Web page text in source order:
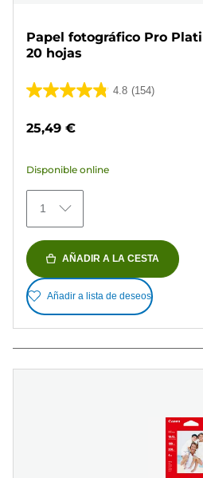
Papel fotográfico Pro
20 hojas
4.8 (154)
4.8
5
154
reseñas
25,49 €
Disponible online
1
AÑADIR A LA CESTA
Añadir a lista de deseos